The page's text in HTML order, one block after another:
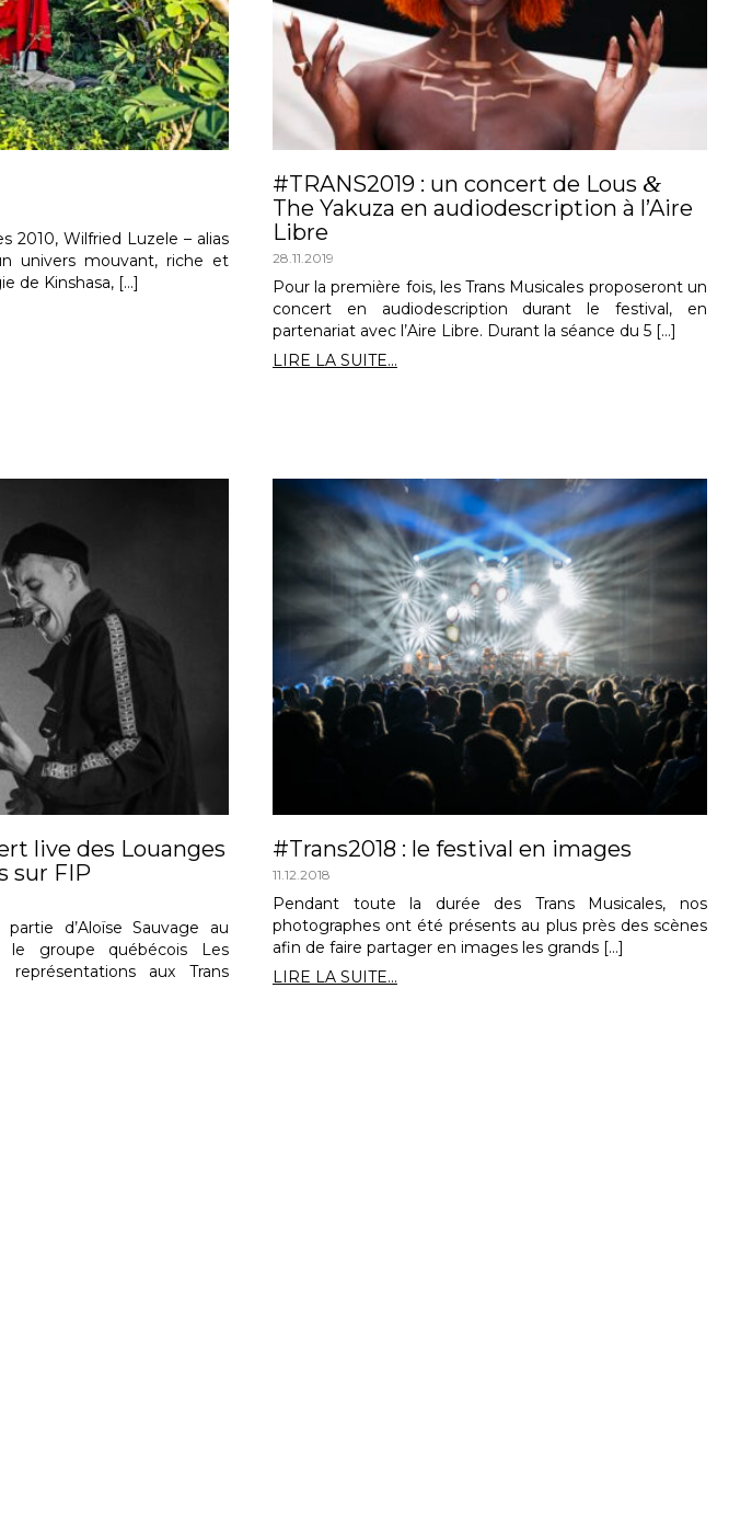
2010, Wilfried Luzele – alias
univers mouvant, riche et
de Kinshasa, […]
#TRANS2019 : un concert de Lous &
The Yakuza en audiodescription à l’Aire
Libre
28.11.2019
Pour la première fois, les Trans Musicales proposeront un
concert en audiodescription durant le festival, en
partenariat avec l’Aire Libre. Durant la séance du 5 […]
LIRE LA SUITE...
live des Louanges
sur FIP
d’Aloïse Sauvage au
le groupe québécois Les
aux Trans
#Trans2018 : le festival en images
11.12.2018
Pendant toute la durée des Trans Musicales, nos
photographes ont été présents au plus près des scènes
afin de faire partager en images les grands […]
LIRE LA SUITE...